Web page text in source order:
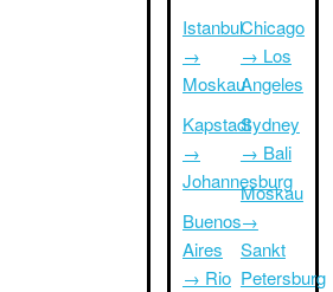
Istanbul
→
Moskau
Kapstadt
→
Johannesburg
Buenos
Aires
→ Rio
Chicago
→ Los
Angeles
Sydney
→ Bali
Moskau
→
Sankt
Petersburg